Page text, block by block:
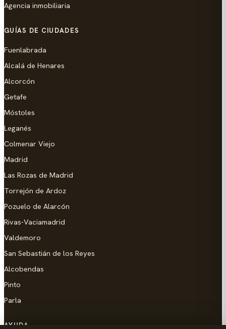
Agencia inmobiliaria
GUÍAS DE CIUDADES
Fuenlabrada
Alcalá de Henares
Alcorcón
Getafe
Móstoles
Leganés
Colmenar Viejo
Madrid
Las Rozas de Madrid
Torrejón de Ardoz
Pozuelo de Alarcón
Rivas-Vaciamadrid
Valdemoro
San Sebastián de los Reyes
Alcobendas
Pinto
Parla
AYUDA